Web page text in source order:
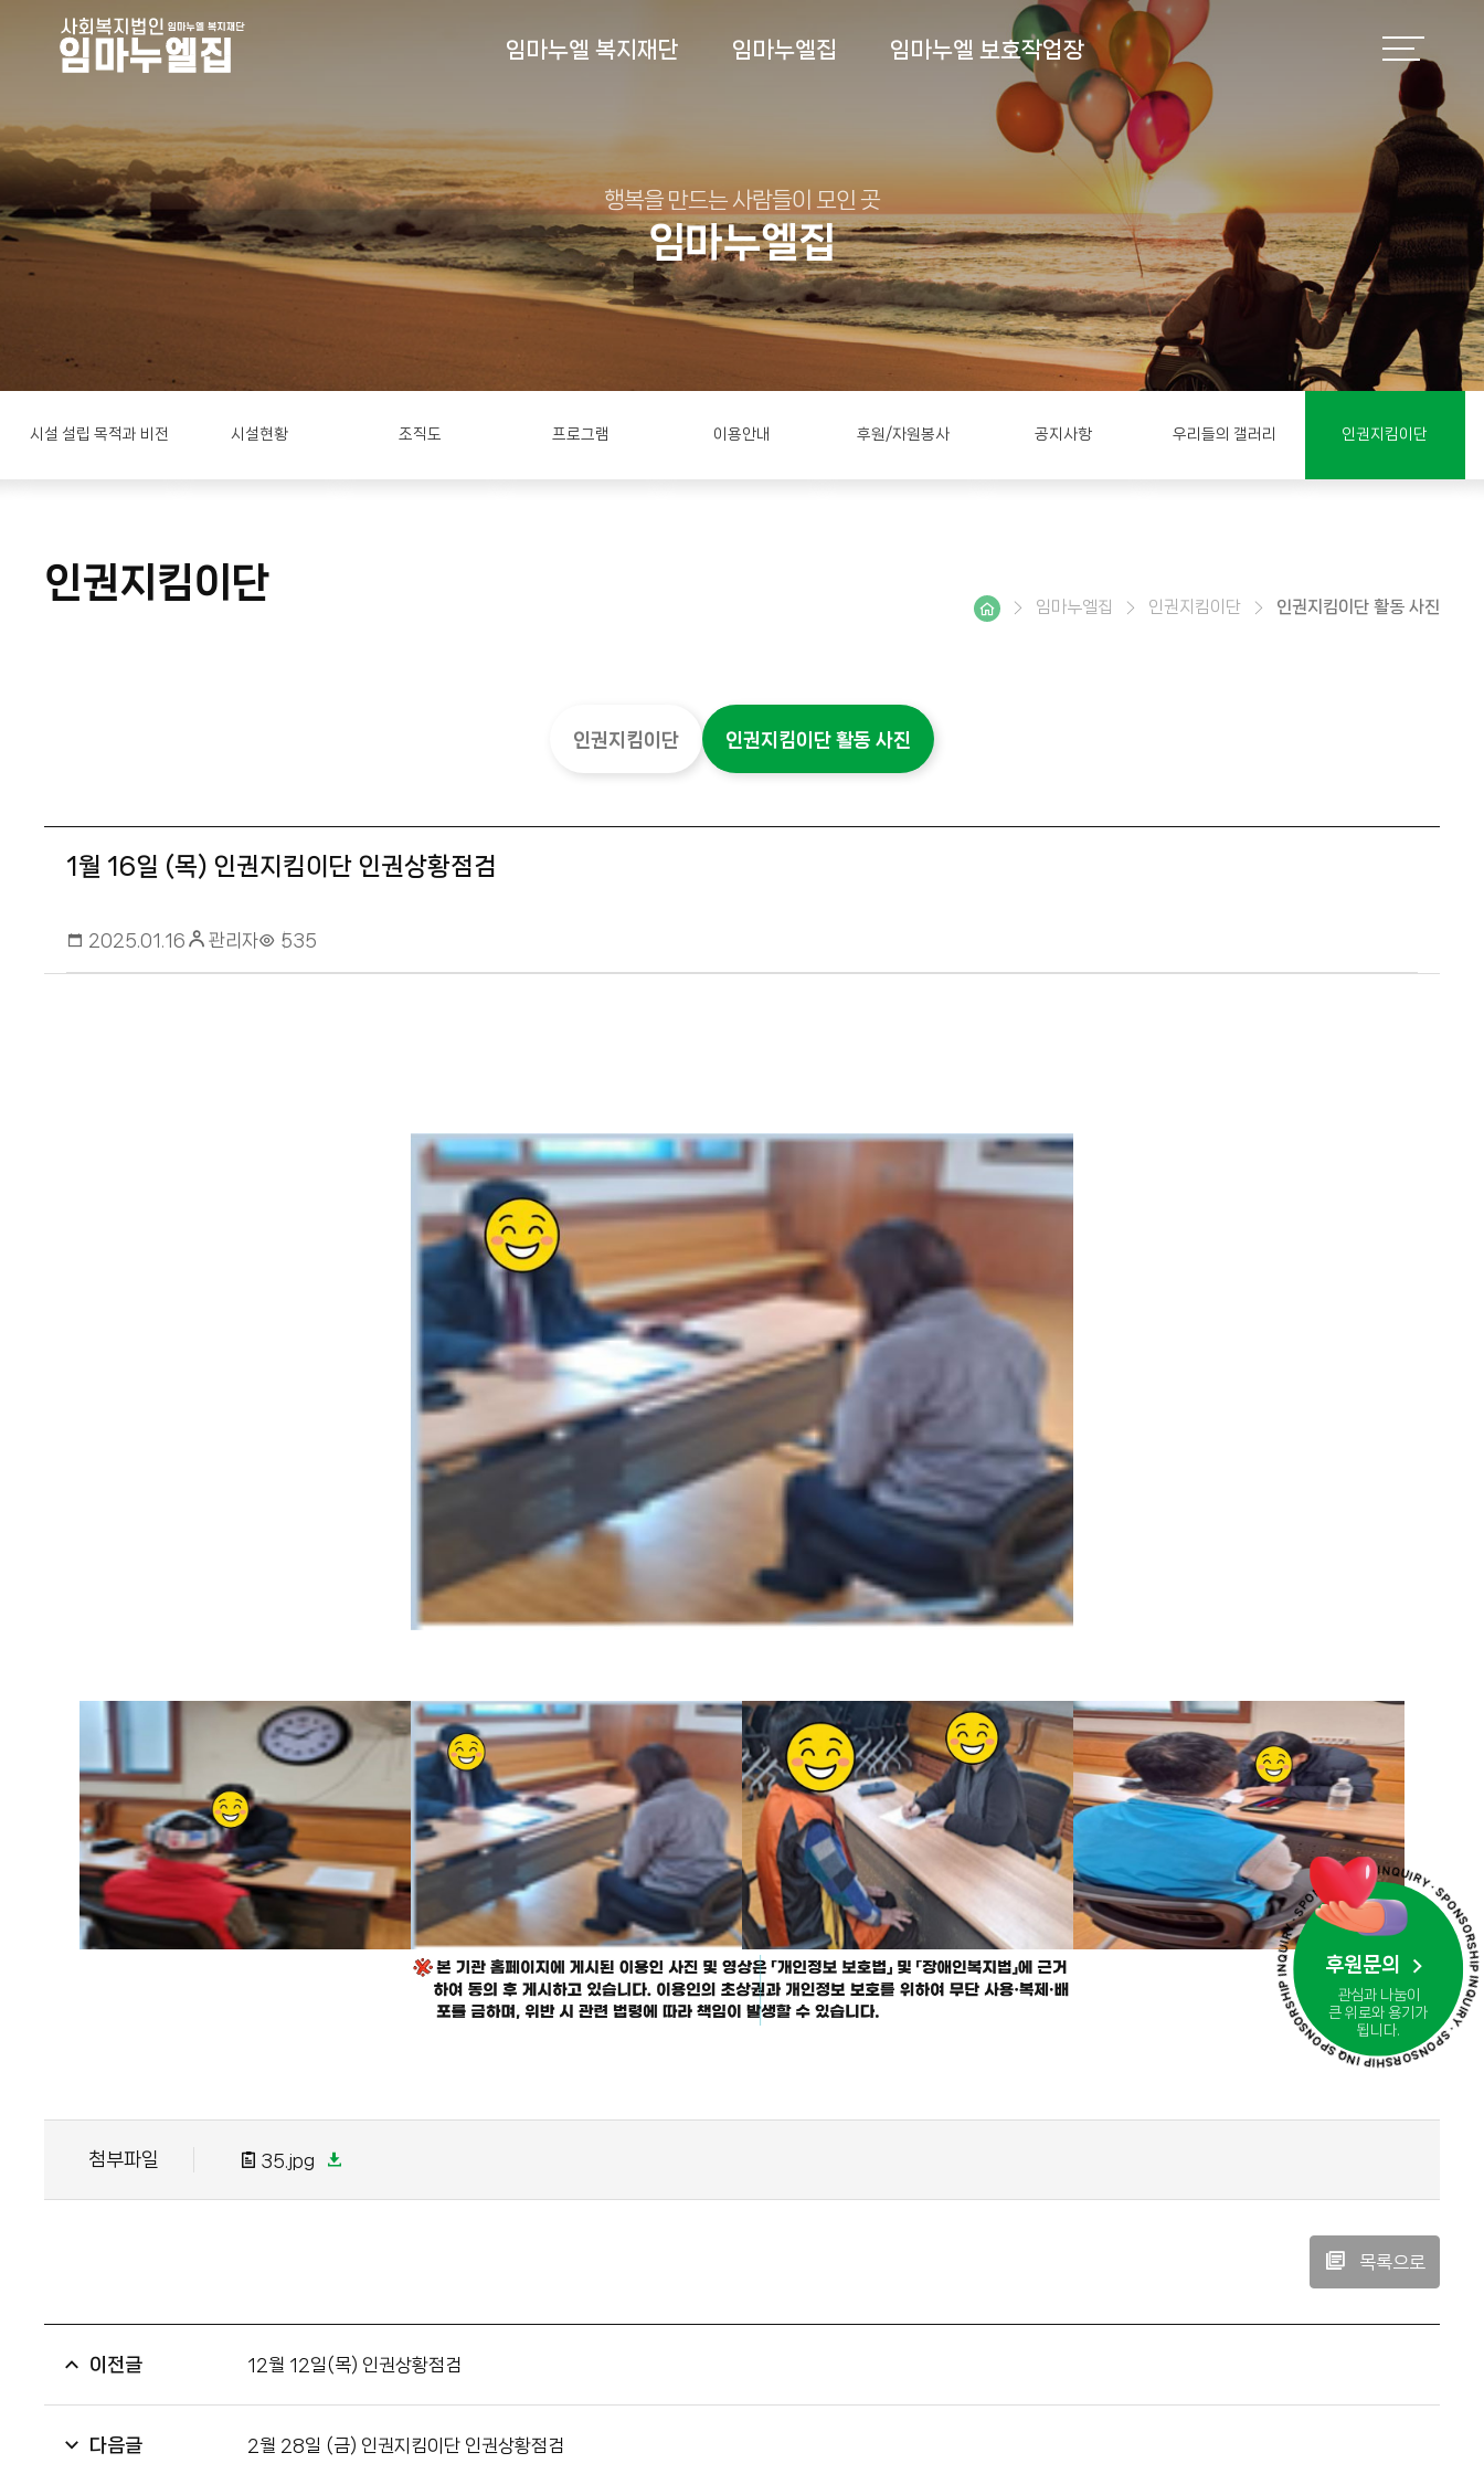
임마누엘 복지재단 임마누엘집 임마누엘 보호작업장
행복을 만드는 사람들이 모인 곳
임마누엘집
시설 설립 목적과 비전 시설현황 조직도 프로그램 이용안내 후원/자원봉사 공지사항 우리들의 갤러리 인권지킴이단
인권지킴이단
임마누엘집 인권지킴이단 인권지킴이단 활동 사진
인권지킴이단 인권지킴이단 활동 사진
1월 16일 (목) 인권지킴이단 인권상황점검
2025.01.16 관리자 535
첨부파일 35.jpg
목록으로
이전글 12월 12일(목) 인권상황점검
다음글 2월 28일 (금) 인권지킴이단 인권상황점검
· SPONSORSHIP INQUIRY · SPONSORSHIP INQUIRY · SPONSORSHIP
후원문의
관심과 나눔이
큰 위로와 용기가
됩니다.